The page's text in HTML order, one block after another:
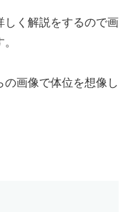
しく解説をするので画
の画像で体位を想像し